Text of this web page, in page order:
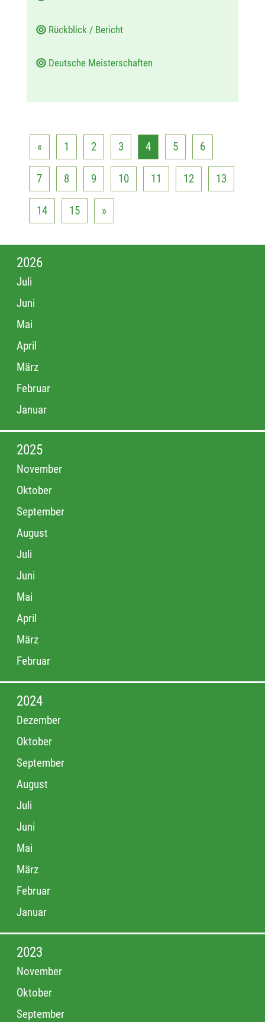
Rückblick / Bericht
Deutsche Meisterschaften
« 1 2 3 4 5 6
7 8 9 10 11 12 13
14 15 »
2026
Juli
Juni
Mai
April
März
Februar
Januar
2025
November
Oktober
September
August
Juli
Juni
Mai
April
März
Februar
2024
Dezember
Oktober
September
August
Juli
Juni
Mai
März
Februar
Januar
2023
November
Oktober
September